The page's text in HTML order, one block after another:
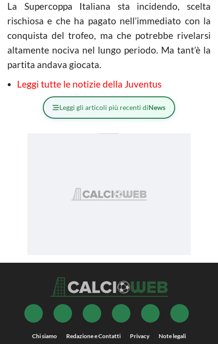
La Supercoppa Italiana sta incidendo, scelta
rischiosa e che ha pagato nell’immediato con la
conquista del trofeo, ma che potrebbe rivelarsi
altamente nociva nel lungo periodo. Ma tant’è la
partita andava giocata.
Leggi tutte le notizie della Juventus
Leggi gli articoli più recenti diNews
Chi siamo Redazione e Contatti Privacy Note legali